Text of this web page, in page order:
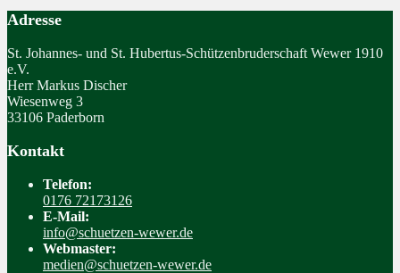
Adresse
St. Johannes- und St. Hubertus-Schützenbruderschaft Wewer 1910
e.V.
Herr Markus Discher
Wiesenweg 3
33106 Paderborn
Kontakt
Telefon:
0176 72173126
E-Mail:
info@schuetzen-wewer.de
Webmaster:
medien@schuetzen-wewer.de